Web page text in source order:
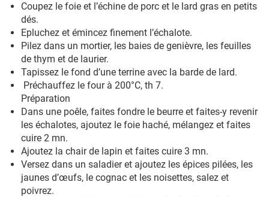
Coupez le foie et l’échine de porc et le lard gras en petits
dés.
Epluchez et émincez finement l’échalote.
Pilez dans un mortier, les baies de genièvre, les feuilles
de thym et de laurier.
Tapissez le fond d’une terrine avec la barde de lard.
Préchauffez le four à 200°C, th 7.
Préparation
Dans une poêle, faites fondre le beurre et faites-y revenir
les échalotes, ajoutez le foie haché, mélangez et faites
cuire 2 mn.
Ajoutez la chair de lapin et faites cuire 3 mn.
Versez dans un saladier et ajoutez les épices pilées, les
jaunes d’œufs, le cognac et les noisettes, salez et
poivrez.